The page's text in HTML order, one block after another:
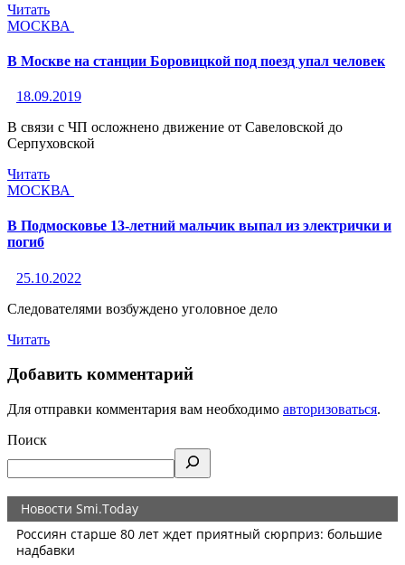
Читать
МОСКВА
В Москве на станции Боровицкой под поезд упал человек
18.09.2019
В связи с ЧП осложнено движение от Савеловской до
Серпуховской
Читать
МОСКВА
В Подмосковье 13-летний мальчик выпал из электрички и
погиб
25.10.2022
Следователями возбуждено уголовное дело
Читать
Добавить комментарий
Для отправки комментария вам необходимо авторизоваться.
Поиск